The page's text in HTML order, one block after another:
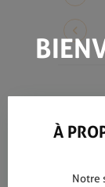
À
Notre